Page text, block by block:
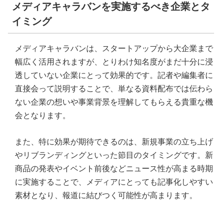
メディアキャラバンを実施するべき企業とタ
イミング
メディアキャラバンは、スタートアップから大企業まで
幅広く活用されますが、とりわけ知名度がまだ十分に浸
透していない企業にとって効果的です。記者や編集者に
直接会って説明することで、単なる資料配布では伝わら
ない企業の想いや事業背景を理解してもらえる貴重な機
会となります。
また、特に効果が期待できるのは、新規事業の立ち上げ
やリブランディングといった節目のタイミングです。新
商品の発表やイベント前後などニュース性が高まる時期
に実施することで、メディアにとっても記事化しやすい
素材となり、報道に結びつく可能性が高まります。